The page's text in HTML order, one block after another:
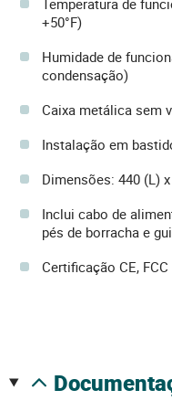
+50°F)
Humidade de
condensação)
Caixa metálica sem
Instalação em
Dimensões: 440 (L)
Inclui cabo de
pés de borracha e
Certificação CE, FCC